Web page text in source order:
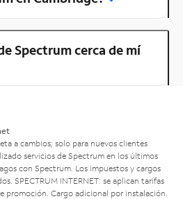
Spectrum cerca de mí
a cambios; solo para nuevos clientes
servicios de Spectrum en los últimos
con Spectrum. Los impuestos y cargos
SPECTRUM INTERNET: se aplican tarifas
promoción. Cargo adicional por instalación.